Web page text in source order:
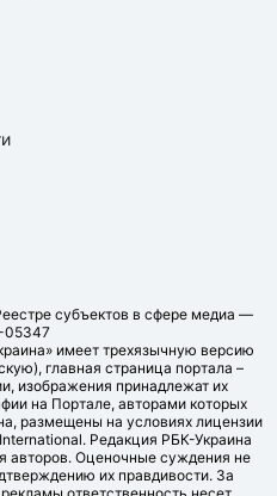
субъектов в сфере медиа —
05347
имеет трехязычную версию
главная страница портала –
изображения принадлежат их
на Портале, авторами которых
размещены на условиях лицензии
Редакция РБК-Украина
авторов. Оценочные суждения не
их правдивости. За